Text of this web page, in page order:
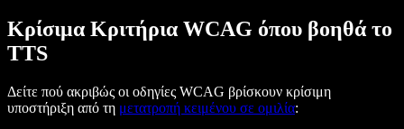
Κρίσιμα Κριτήρια WCAG όπου βοηθά το
TTS
Δείτε πού ακριβώς οι οδηγίες WCAG βρίσκουν κρίσιμη
υποστήριξη από τη μετατροπή κειμένου σε ομιλία: